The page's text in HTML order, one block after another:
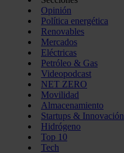
Opinión
Política energética
Renovables
Mercados
Eléctricas
Petróleo & Gas
Videopodcast
NET ZERO
Movilidad
Almacenamiento
Startups & Innovación
Hidrógeno
Top 10
Tech